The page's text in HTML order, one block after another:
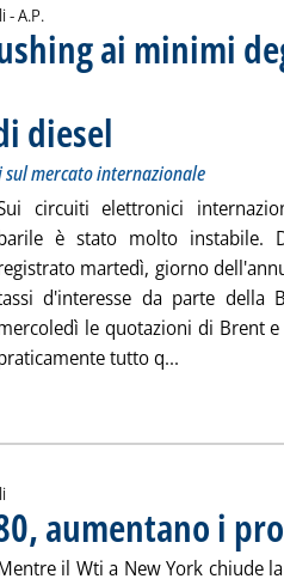
-di:
A.P.
ai minimi
diesel
mercato internazionale
circuiti elettronici
è stato molto instabile.
martedì, giorno
d'interesse da parte della
le quotazioni di Brent
tutto q...
aumentano i
il Wti a New York chiude